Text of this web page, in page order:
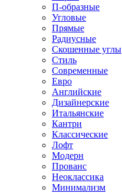
П-образные
Угловые
Прямые
Радиусные
Скошенные углы
Стиль
Современные
Евро
Английские
Дизайнерские
Итальянские
Кантри
Классические
Лофт
Модерн
Прованс
Неоклассика
Минимализм